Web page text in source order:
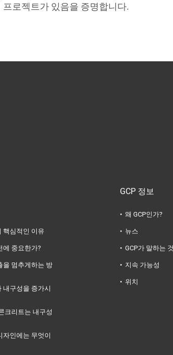
로젝트가 있음을 증명합니다.
핵심적인 이유
에 중요한가?
을 멈추게하는 방
내구성을 증가시
크리트는 내구성
자인에는 무엇이
GCP 정보
왜 GCP인가?
뉴스
GCP가 말하는 것
지속 가능성
위치